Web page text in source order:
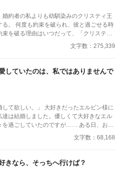
約者の私よりも幼馴染みのクリスティ王
ごせる時
束を破る理由はいつだって、「クリスティ
のいい姿を見せられ、苦しんでいること
はありません！ 一度完結したので
しました。読んでいただけると嬉しいで
ゆるゆるの、架空の世界
文字数：275,339
していたのは、私ではありませんで
大好きだったエルビン様に
達は結婚しました。優しくて大好きなエル
していたのですが…… ある日、お姉
いるのを見てしまいました。 「アナベ
て君に会うことが出来ると思ったんだ。
に愛してると言われたことがありません
文字数：68,168
きなら、そっちへ行けば？